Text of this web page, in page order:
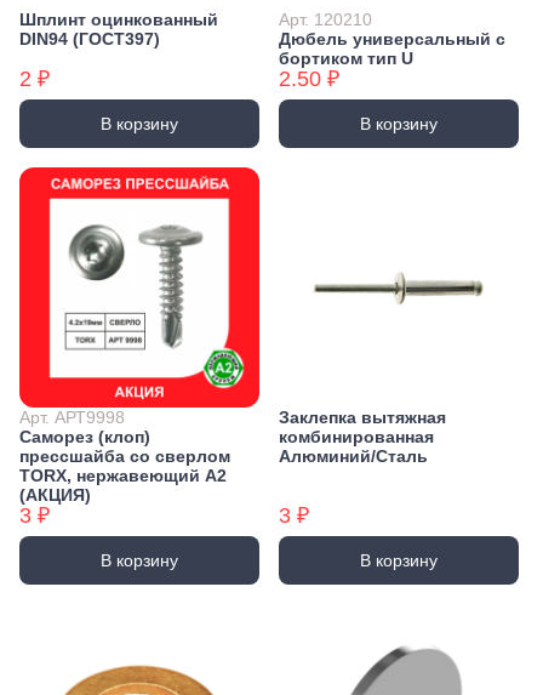
Шплинт оцинкованный
DIN94 (ГОСТ397)
2 ₽
В корзину
Арт. 120210
Дюбель универсальный с
бортиком тип U
2.50 ₽
В корзину
Арт. АРТ9998
Саморез (клоп)
прессшайба со сверлом
TORX, нержавеющий А2
(АКЦИЯ)
3 ₽
В корзину
Заклепка вытяжная
комбинированная
Алюминий/Сталь
3 ₽
В корзину